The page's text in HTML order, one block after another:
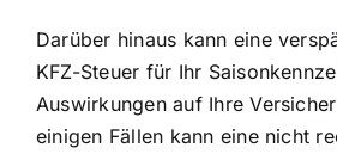
Darüber hinaus kann eine
KFZ-Steuer für Ihr
Auswirkungen auf Ihre
einigen Fällen kann eine nicht